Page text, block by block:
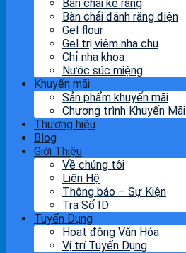
Bàn chải kẻ răng
Bàn chải đánh răng điện
Gel flour
Gel trị viêm nha chu
Chỉ nha khoa
Nước súc miệng
Khuyến mãi
Sản phẩm khuyến mãi
Chương trình Khuyến Mãi
Thương hiệu
Blog
Giới Thiệu
Về chúng tôi
Liên Hệ
Thông báo – Sự Kiện
Tra Số ID
Tuyển Dụng
Hoạt động Văn Hóa
Vị trí Tuyển Dụng